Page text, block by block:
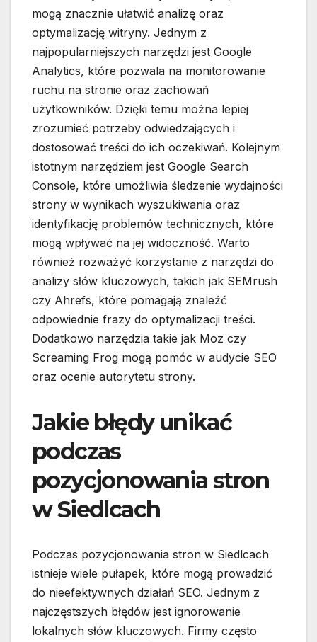
mogą znacznie ułatwić analizę oraz
optymalizację witryny. Jednym z
najpopularniejszych narzędzi jest Google
Analytics, które pozwala na monitorowanie
ruchu na stronie oraz zachowań
użytkowników. Dzięki temu można lepiej
zrozumieć potrzeby odwiedzających i
dostosować treści do ich oczekiwań. Kolejnym
istotnym narzędziem jest Google Search
Console, które umożliwia śledzenie wydajności
strony w wynikach wyszukiwania oraz
identyfikację problemów technicznych, które
mogą wpływać na jej widoczność. Warto
również rozważyć korzystanie z narzędzi do
analizy słów kluczowych, takich jak SEMrush
czy Ahrefs, które pomagają znaleźć
odpowiednie frazy do optymalizacji treści.
Dodatkowo narzędzia takie jak Moz czy
Screaming Frog mogą pomóc w audycie SEO
oraz ocenie autorytetu strony.
Jakie błędy unikać
podczas
pozycjonowania stron
w Siedlcach
Podczas pozycjonowania stron w Siedlcach
istnieje wiele pułapek, które mogą prowadzić
do nieefektywnych działań SEO. Jednym z
najczęstszych błędów jest ignorowanie
lokalnych słów kluczowych. Firmy często